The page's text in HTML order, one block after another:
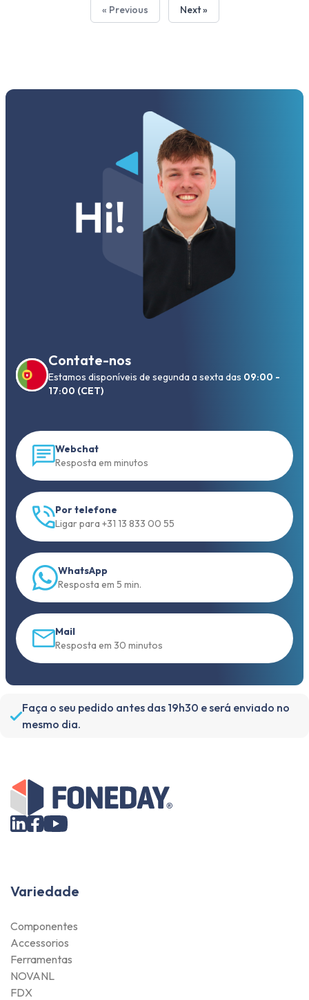
« Previous Next »
Contate-nos
Estamos disponíveis de segunda a sexta das 09:00 -
17:00 (CET)
Webchat
Resposta em minutos
Por telefone
Ligar para +31 13 833 00 55
WhatsApp
Resposta em 5 min.
Mail
Resposta em 30 minutos
Faça o seu pedido antes das 19h30 e será enviado no
mesmo dia.
Variedade
Componentes
Accessorios
Ferramentas
NOVANL
FDX